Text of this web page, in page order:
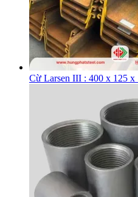
Cừ Larsen III : 400 x 125 x